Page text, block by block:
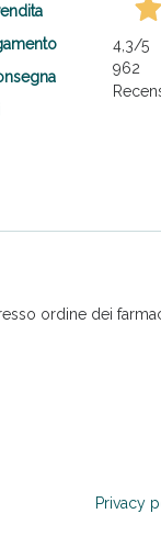
4,3/5
962
ordine dei
Privacy